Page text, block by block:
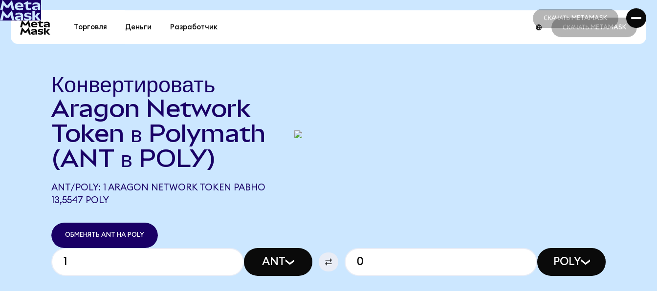
СКАЧАТЬ METAMASK
СКАЧАТЬ METAMASK
Торговля Деньги Разработчик СКАЧАТЬ METAMASK
Конвертировать
Aragon Network
Token в Polymath
(ANT в POLY)
ANT/POLY: 1 ARAGON NETWORK TOKEN РАВНО
13,5547 POLY
ОБМЕНЯТЬ ANT НА POLY
ANT POLY